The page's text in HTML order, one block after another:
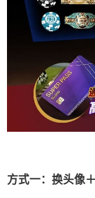
方式一：换头像